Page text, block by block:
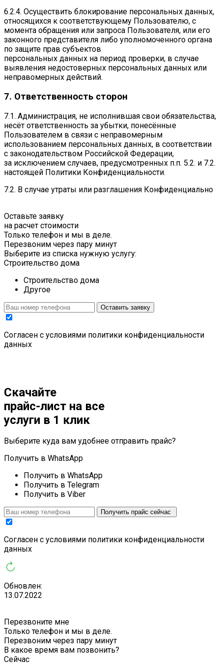
6.2.4. Осуществить блокирование персональных данных,
относящихся к соответствующему Пользователю, с
момента обращения или запроса Пользователя, или его
законного представителя либо уполномоченного органа
по защите прав субъектов
персональных данных на период проверки, в случае
выявления недостоверных персональных данных или
неправомерных действий.
7. Ответственность сторон
7.1. Администрация, не исполнившая свои обязательства,
несёт ответственность за убытки, понесённые
Пользователем в связи с неправомерным
использованием персональных данных, в соответствии
с законодательством Российской Федерации,
за исключением случаев, предусмотренных п.п. 5.2. и 7.2.
настоящей Политики Конфиденциальности.
7.2. В случае утраты или разглашения Конфиденциально
Оставьте заявку
на расчет стоимости
Только телефон и мы в деле.
Перезвоним через пару минут
Выберите из списка нужную услугу:
Строительство дома
Строительство дома
Другое
Оставить заявку
Cогласен с условиями политики конфиденциальности
данных
Скачайте
прайс-лист на все
услуги в 1 клик
Выберите куда вам удобнее отправить прайс?
Получить в WhatsApp
Получить в WhatsApp
Получить в Telegram
Получить в Viber
Получить прайс сейчас
Cогласен с условиями политики конфиденциальности
данных
Обновлен:
13.07.2022
Перезвоните мне
Только телефон и мы в деле.
Перезвоним через пару минут
В какое время вам позвонить?
Сейчас